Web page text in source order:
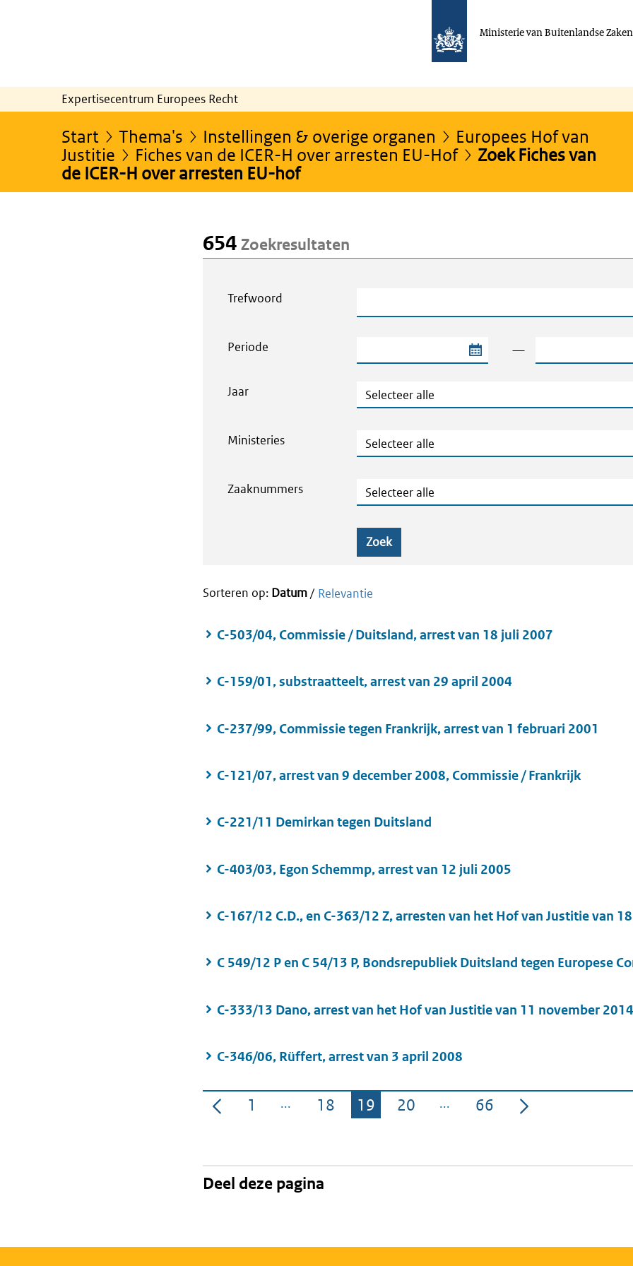
Ministerie van Buitenlandse Zaken
Expertisecentrum Europees Recht
Start Thema's Instellingen & overige organen
Europees Hof van
Justitie
Fiches van de ICER-H over arresten EU-Hof
Zoek Fiches van
de ICER-H over arresten EU-hof
654 Zoekresultaten
Trefwoord
Periode Begindatum van de periode — Einddatum van de
Jaar Jaar
Ministeries Ministeries
Zaaknummers Zaaknummers
Zoek
Sorteren op: Datum/ Relevantie
C-503/04, Commissie / Duitsland, arrest van 18 juli 2007
C-159/01, substraatteelt, arrest van 29 april 2004
C-237/99, Commissie tegen Frankrijk, arrest van 1 februari 2001
C-121/07, arrest van 9 december 2008, Commissie / Frankrijk
C-221/11 Demirkan tegen Duitsland
C-403/03, Egon Schemmp, arrest van 12 juli 2005
C-167/12 C.D., en C-363/12 Z, arresten van het Hof van Justitie van
C 549/12 P en C 54/13 P, Bondsrepubliek Duitsland tegen Europese
C-333/13 Dano, arrest van het Hof van Justitie van 11 november 2014
C-346/06, Rüffert, arrest van 3 april 2008
Pagina
1 Pagina
18 Pagina
19 Pagina
20 Pagina
66
Deel deze pagina